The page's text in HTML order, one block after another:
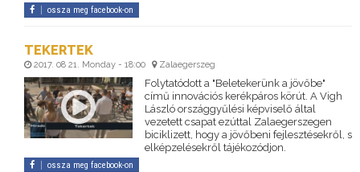
ossza meg facebook-on
TEKERTEK
2017. 08 21. Monday - 18:00 Zalaegerszeg
Folytatódott a "Beletekerünk a jövőbe"
című innovációs kerékpáros körút. A Vigh
László országgyűlési képviselő által
vezetett csapat ezúttal Zalaegerszegen
biciklizett, hogy a jövőbeni fejlesztésekről, s
elképzelésekről tájékozódjon.
ossza meg facebook-on